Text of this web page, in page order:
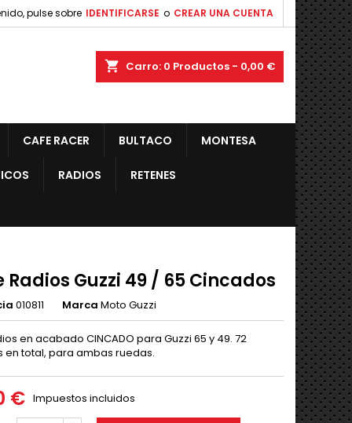
pulse sobre IDENTIFICARSE o CREAR UNA CUENTA
shopping_cart Carro: 0 Productos - 0,00 €
CAFE RACER BULTACO MONTESA
RADIOS RETENES
Radios Guzzi 49 / 65 Cincados
010811 Marca Moto Guzzi
en acabado CINCADO para Guzzi 65 y 49. 72
en total, para ambas ruedas.
€ Impuestos incluidos